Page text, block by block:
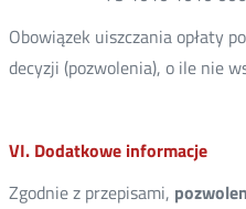
Obowiązek uiszczania opłaty
decyzji (pozwolenia), o ile nie
VI. Dodatkowe informacje
Zgodnie z przepisami,